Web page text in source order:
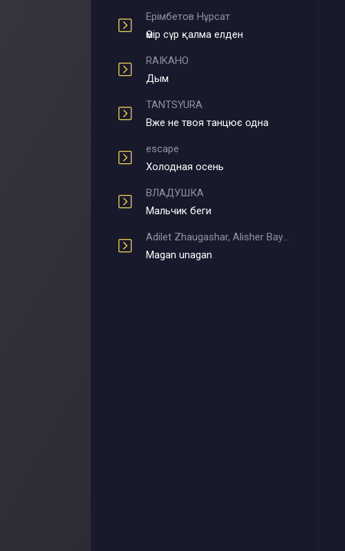
Ерімбетов Нұрсат
Өмір сүр қалма елден
RAIKAHO
Дым
TANTSYURA
Вже не твоя танцює одна
escape
Холодная осень
ВЛАДУШКА
Мальчик беги
Adilet Zhaugashar, Alisher Bayniyazov
Magan unagan